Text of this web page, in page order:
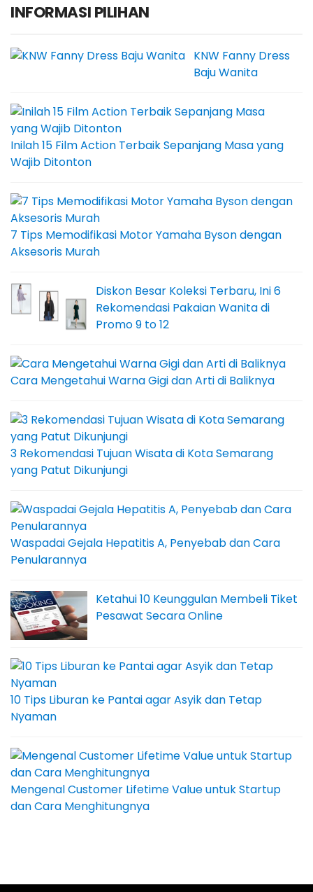
INFORMASI PILIHAN
KNW Fanny Dress
Baju Wanita
Inilah 15 Film Action Terbaik Sepanjang Masa yang
Wajib Ditonton
7 Tips Memodifikasi Motor Yamaha Byson dengan
Aksesoris Murah
Diskon Besar Koleksi Terbaru, Ini 6
Rekomendasi Pakaian Wanita di
Promo 9 to 12
Cara Mengetahui Warna Gigi dan Arti di Baliknya
3 Rekomendasi Tujuan Wisata di Kota Semarang
yang Patut Dikunjungi
Waspadai Gejala Hepatitis A, Penyebab dan Cara
Penularannya
Ketahui 10 Keunggulan Membeli Tiket
Pesawat Secara Online
10 Tips Liburan ke Pantai agar Asyik dan Tetap
Nyaman
Mengenal Customer Lifetime Value untuk Startup
dan Cara Menghitungnya